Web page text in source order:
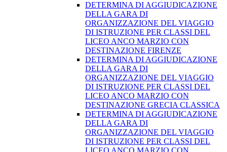
DETERMINA DI AGGIUDICAZIONE
DELLA GARA DI
ORGANIZZAZIONE DEL VIAGGIO
DI ISTRUZIONE PER CLASSI DEL
LICEO ANCO MARZIO CON
DESTINAZIONE FIRENZE
DETERMINA DI AGGIUDICAZIONE
DELLA GARA DI
ORGANIZZAZIONE DEL VIAGGIO
DI ISTRUZIONE PER CLASSI DEL
LICEO ANCO MARZIO CON
DESTINAZIONE GRECIA CLASSICA
DETERMINA DI AGGIUDICAZIONE
DELLA GARA DI
ORGANIZZAZIONE DEL VIAGGIO
DI ISTRUZIONE PER CLASSI DEL